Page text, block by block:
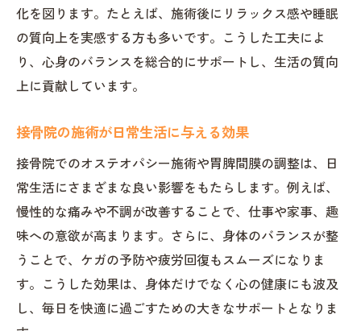
接骨院が提供する長期的な健康維持策
健康を持続するための接骨院の役割
オステオパシーが叶える健康サポート法
接骨院で続けるセルフケアの重要性
施術後のアドバイスで健康維持を目指す
化を図ります。たとえば、施術後にリラックス感や睡眠
の質向上を実感する方も多いです。こうした工夫によ
り、心身のバランスを総合的にサポートし、生活の質向
上に貢献しています。
接骨院の施術が日常生活に与える効果
接骨院でのオステオパシー施術や胃脾間膜の調整は、日
常生活にさまざまな良い影響をもたらします。例えば、
慢性的な痛みや不調が改善することで、仕事や家事、趣
味への意欲が高まります。さらに、身体のバランスが整
うことで、ケガの予防や疲労回復もスムーズになりま
す。こうした効果は、身体だけでなく心の健康にも波及
し、毎日を快適に過ごすための大きなサポートとなりま